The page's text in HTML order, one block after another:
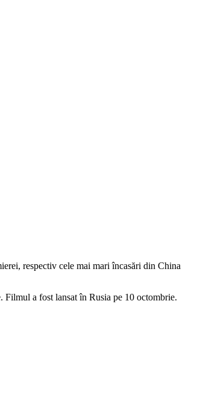
respectiv cele mai mari încasări din China
a fost lansat în Rusia pe 10 octombrie.